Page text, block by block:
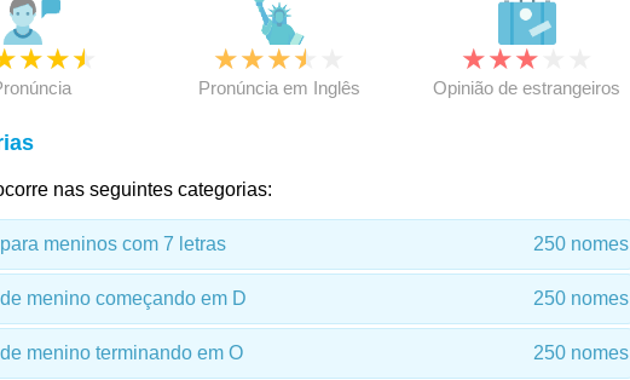
★★★ ★★★★
Pronúncia em Inglês
★★★
Opinião de estrangeiros
nas seguintes categorias:
meninos com 7 letras 250 nomes
menino começando em D 250 nomes
menino terminando em O 250 nomes